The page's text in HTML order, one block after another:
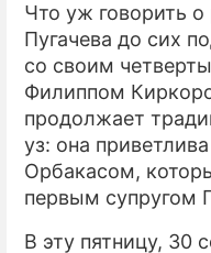
Что уж говорить о
Пугачева до сих
со своим
Филиппом
продолжает
уз: она
Орбакасом,
первым супругом
В эту пятницу, 30